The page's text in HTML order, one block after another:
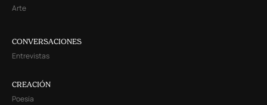
Arte
CONVERSACIONES
Entrevistas
CREACIÓN
Poesía